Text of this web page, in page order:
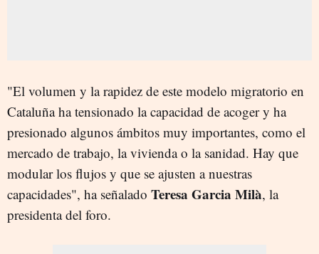
"El volumen y la rapidez de este modelo migratorio en
Cataluña ha tensionado la capacidad de acoger y ha
presionado algunos ámbitos muy importantes, como el
mercado de trabajo, la vivienda o la sanidad. Hay que
modular los flujos y que se ajusten a nuestras
capacidades", ha señalado Teresa Garcia Milà, la
presidenta del foro.